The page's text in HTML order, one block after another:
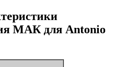
МАК для Antonio